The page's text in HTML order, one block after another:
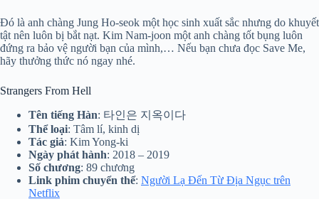
Đó là anh chàng Jung Ho-seok một học sinh xuất sắc nhưng do khuyết
tật nên luôn bị bắt nạt. Kim Nam-joon một anh chàng tốt bụng luôn
đứng ra bảo vệ người bạn của mình,… Nếu bạn chưa đọc Save Me,
hãy thưởng thức nó ngay nhé.
Strangers From Hell
Tên tiếng Hàn: 타인은 지옥이다
Thể loại: Tâm lí, kinh dị
Tác giả: Kim Yong-ki
Ngày phát hành: 2018 – 2019
Số chương: 89 chương
Link phim chuyển thể: Người Lạ Đến Từ Địa Ngục trên
Netflix